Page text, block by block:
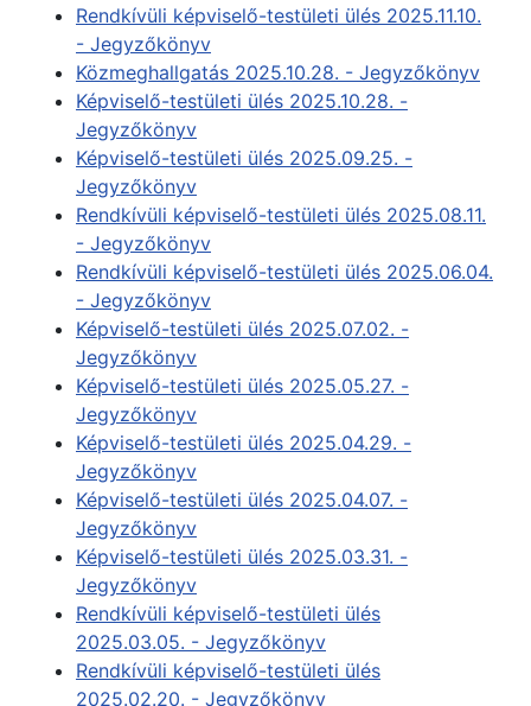
Rendkívüli képviselő-testületi ülés 2025.11.10.
- Jegyzőkönyv
Közmeghallgatás 2025.10.28. - Jegyzőkönyv
Képviselő-testületi ülés 2025.10.28. -
Jegyzőkönyv
Képviselő-testületi ülés 2025.09.25. -
Jegyzőkönyv
Rendkívüli képviselő-testületi ülés 2025.08.11.
- Jegyzőkönyv
Rendkívüli képviselő-testületi ülés 2025.06.04.
- Jegyzőkönyv
Képviselő-testületi ülés 2025.07.02. -
Jegyzőkönyv
Képviselő-testületi ülés 2025.05.27. -
Jegyzőkönyv
Képviselő-testületi ülés 2025.04.29. -
Jegyzőkönyv
Képviselő-testületi ülés 2025.04.07. -
Jegyzőkönyv
Képviselő-testületi ülés 2025.03.31. -
Jegyzőkönyv
Rendkívüli képviselő-testületi ülés
2025.03.05. - Jegyzőkönyv
Rendkívüli képviselő-testületi ülés
2025.02.20. - Jegyzőkönyv